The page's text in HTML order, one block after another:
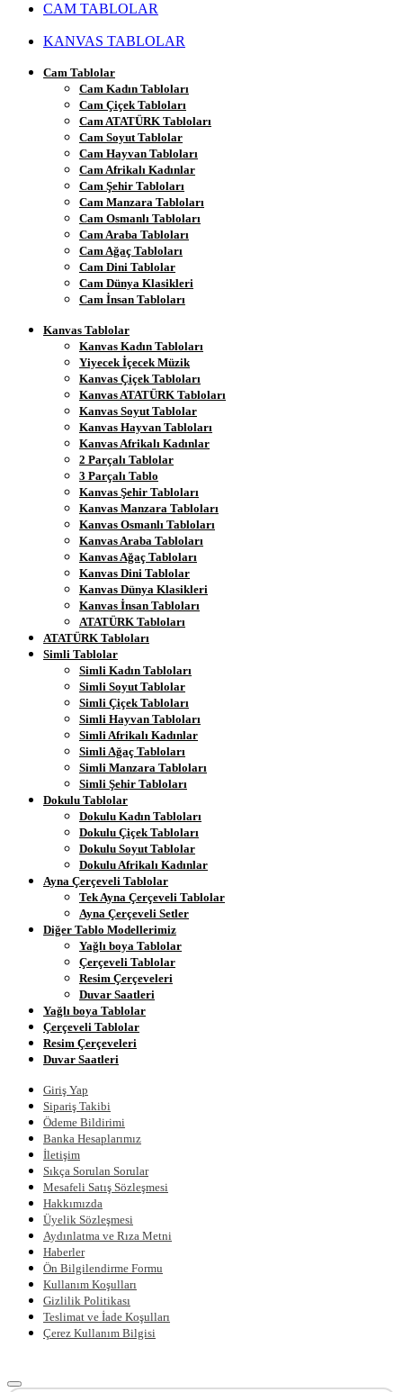
CAM TABLOLAR
KANVAS TABLOLAR
Cam Tablolar
Cam Kadın Tabloları
Cam Çiçek Tabloları
Cam ATATÜRK Tabloları
Cam Soyut Tablolar
Cam Hayvan Tabloları
Cam Afrikalı Kadınlar
Cam Şehir Tabloları
Cam Manzara Tabloları
Cam Osmanlı Tabloları
Cam Araba Tabloları
Cam Ağaç Tabloları
Cam Dini Tablolar
Cam Dünya Klasikleri
Cam İnsan Tabloları
Kanvas Tablolar
Kanvas Kadın Tabloları
Yiyecek İçecek Müzik
Kanvas Çiçek Tabloları
Kanvas ATATÜRK Tabloları
Kanvas Soyut Tablolar
Kanvas Hayvan Tabloları
Kanvas Afrikalı Kadınlar
2 Parçalı Tablolar
3 Parçalı Tablo
Kanvas Şehir Tabloları
Kanvas Manzara Tabloları
Kanvas Osmanlı Tabloları
Kanvas Araba Tabloları
Kanvas Ağaç Tabloları
Kanvas Dini Tablolar
Kanvas Dünya Klasikleri
Kanvas İnsan Tabloları
ATATÜRK Tabloları
ATATÜRK Tabloları
Simli Tablolar
Simli Kadın Tabloları
Simli Soyut Tablolar
Simli Çiçek Tabloları
Simli Hayvan Tabloları
Simli Afrikalı Kadınlar
Simli Ağaç Tabloları
Simli Manzara Tabloları
Simli Şehir Tabloları
Dokulu Tablolar
Dokulu Kadın Tabloları
Dokulu Çiçek Tabloları
Dokulu Soyut Tablolar
Dokulu Afrikalı Kadınlar
Ayna Çerçeveli Tablolar
Tek Ayna Çerçeveli Tablolar
Ayna Çerçeveli Setler
Diğer Tablo Modellerimiz
Yağlı boya Tablolar
Çerçeveli Tablolar
Resim Çerçeveleri
Duvar Saatleri
Yağlı boya Tablolar
Çerçeveli Tablolar
Resim Çerçeveleri
Duvar Saatleri
Giriş Yap
Sipariş Takibi
Ödeme Bildirimi
Banka Hesaplarımız
İletişim
Sıkça Sorulan Sorular
Mesafeli Satış Sözleşmesi
Hakkımızda
Üyelik Sözleşmesi
Aydınlatma ve Rıza Metni
Haberler
Ön Bilgilendirme Formu
Kullanım Koşulları
Gizlilik Politikası
Teslimat ve İade Koşulları
Çerez Kullanım Bilgisi